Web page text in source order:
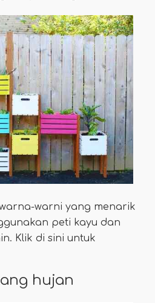
warni yang menarik
peti kayu dan
Klik di sini untuk
hujan